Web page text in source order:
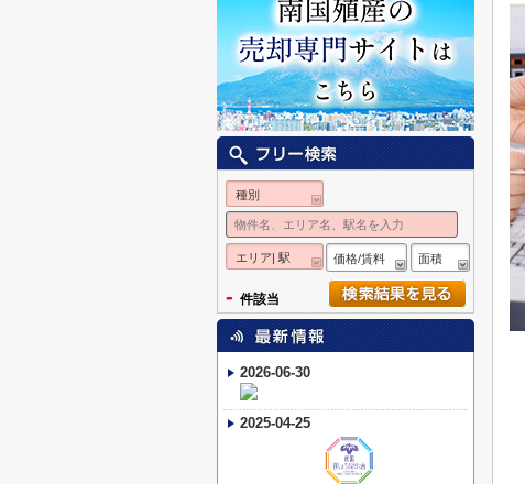
種別
エリア| 駅 価格/賃料 面積
- 件該当
2026-06-30
2025-04-25